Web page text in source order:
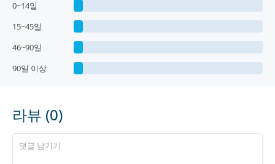
0~14일
15~45일
46~90일
90일 이상
라뷰 (0)